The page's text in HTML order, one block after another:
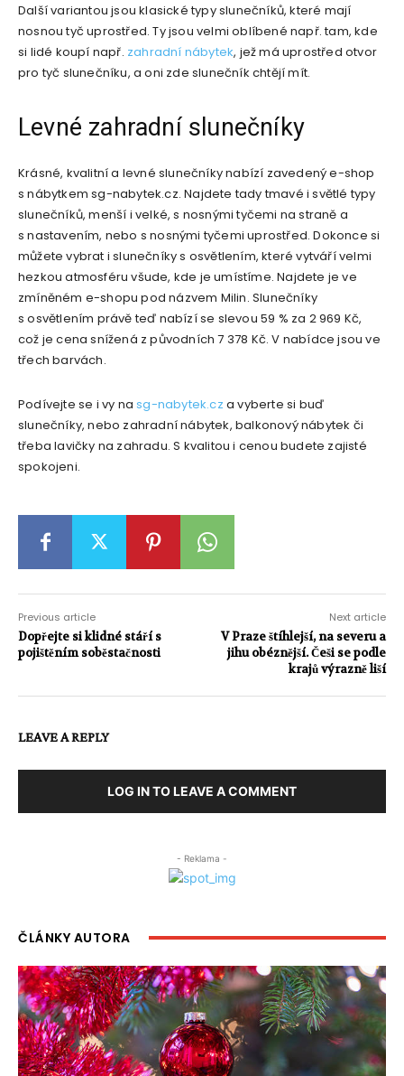
Další variantou jsou klasické typy slunečníků, které mají
nosnou tyč uprostřed. Ty jsou velmi oblíbené např. tam, kde
si lidé koupí např. zahradní nábytek, jež má uprostřed otvor
pro tyč slunečníku, a oni zde slunečník chtějí mít.
Levné zahradní slunečníky
Krásné, kvalitní a levné slunečníky nabízí zavedený e-shop
s nábytkem sg-nabytek.cz. Najdete tady tmavé i světlé typy
slunečníků, menší i velké, s nosnými tyčemi na straně a
s nastavením, nebo s nosnými tyčemi uprostřed. Dokonce si
můžete vybrat i slunečníky s osvětlením, které vytváří velmi
hezkou atmosféru všude, kde je umístíme. Najdete je ve
zmíněném e-shopu pod názvem Milin. Slunečníky
s osvětlením právě teď nabízí se slevou 59 % za 2 969 Kč,
což je cena snížená z původních 7 378 Kč. V nabídce jsou ve
třech barvách.
Podívejte se i vy nasg-nabytek.cz a vyberte si buď
slunečníky, nebo zahradní nábytek, balkonový nábytek či
třeba lavičky na zahradu. S kvalitou i cenou budete zajisté
spokojeni.
Previous article
Dopřejte si klidné stáří s
pojištěním soběstačnosti
Next article
V Praze štíhlejší, na severu a
jihu obéznější. Češi se podle
krajů výrazně liší
LEAVE A REPLY
LOG IN TO LEAVE A COMMENT
- Reklama -
ČLÁNKY AUTORA